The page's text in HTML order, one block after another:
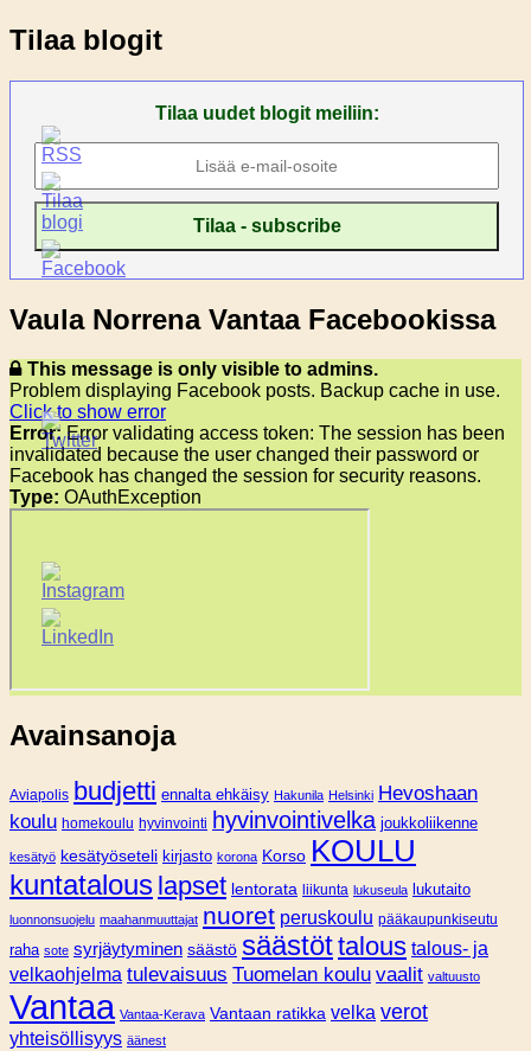
Tilaa blogit
Tilaa uudet blogit meiliin:
Vaula Norrena Vantaa Facebookissa
This message is only visible to admins.
Problem displaying Facebook posts. Backup cache in use.
Click to show error
Error:Error validating access token: The session has been
invalidated because the user changed their password or
Facebook has changed the session for security reasons.
Type: OAuthException
Avainsanoja
Aviapolis budjetti ennalta ehkäisy Hakunila Helsinki Hevoshaan
koulu homekoulu hyvinvointi hyvinvointivelka joukkoliikenne
kesätyö kesätyöseteli kirjasto korona Korso KOULU
kuntatalous lapset lentorata liikunta lukuseula lukutaito
luonnonsuojelu maahanmuuttajat nuoret peruskoulu pääkaupunkiseutu
raha sote syrjäytyminen säästö säästöttalous talous- ja
velkaohjelma tulevaisuus Tuomelan koulu vaalit valtuusto
Vantaa Vantaa-Kerava Vantaan ratikka velka verot
yhteisöllisyys äänest